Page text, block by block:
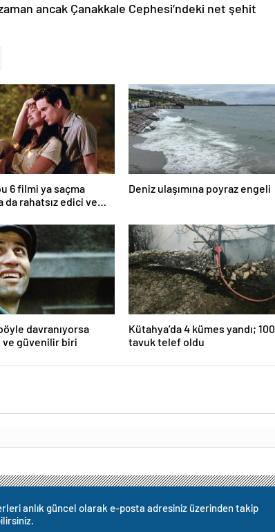
ancak Çanakkale Cephesi’ndeki net şehit
6 filmi ya saçma
da rahatsız edici ve
Deniz ulaşımına poyraz engeli
davranıyorsa
ve güvenilir biri
Kütahya’da 4 kümes yandı; 100
tavuk telef oldu
anlık güncel olarak e-posta adresiniz üzerinden takip